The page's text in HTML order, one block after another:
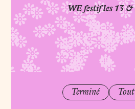
WE festif les 13
Terminé